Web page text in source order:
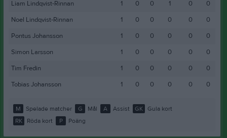
Liam Lindqvist-Rinnan
1 0 0 1 0
0
Noel Lindqvist-Rinnan
1 0 0 0 0
0
Pontus Johansson
1 0 0 0 0
0
Simon Larsson
1 0 0 0 0
0
Tim Fredin
1 0 0 0 0
0
Tobias Johansson
1 0 0 0 0 0
M Spelade matcher G Mål A Assist GK
Gula kort
RK
Röda kort P Poäng